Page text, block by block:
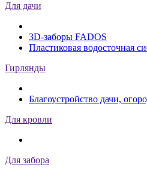
Для дачи
3D-заборы FADOS
Пластиковая водосточная
Гирлянды
Благоустройство дачи,
Для кровли
Для забора